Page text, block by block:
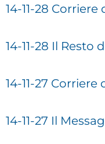
14-11-28
14-11-28 Il Resto
14-11-27
14-11-27 Il